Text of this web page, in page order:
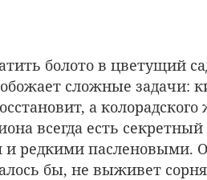
болото в цветущий
сложные задачи:
а
всегда есть секретный
и редкими пасленовыми.
бы, не выживет